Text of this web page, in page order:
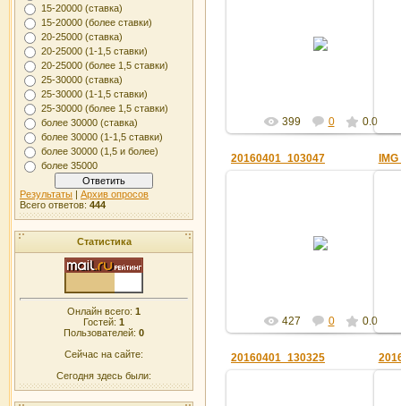
15-20000 (ставка)
15-20000 (более ставки)
20-25000 (ставка)
20-25000 (1-1,5 ставки)
20-25000 (более 1,5 ставки)
25-30000 (ставка)
25-30000 (1-1,5 ставки)
25-30000 (более 1,5 ставки)
более 30000 (ставка)
более 30000 (1-1,5 ставки)
более 30000 (1,5 и более)
более 35000
Результаты | Архив опросов
Всего ответов: 444
Статистика
Онлайн всего: 1
Гостей: 1
Пользователей: 0
Сейчас на сайте:
Сегодня здесь были:
399 0 0.0
20160401_103047
427 0 0.0
20160401_130325